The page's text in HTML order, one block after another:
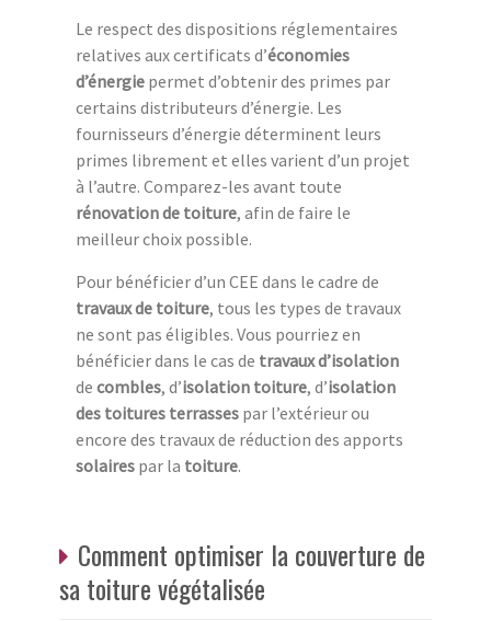
Le respect des dispositions réglementaires
relatives aux certificats d’économies
d’énergie permet d’obtenir des primes par
certains distributeurs d’énergie. Les
fournisseurs d’énergie déterminent leurs
primes librement et elles varient d’un projet
à l’autre. Comparez-les avant toute
rénovation de toiture, afin de faire le
meilleur choix possible.
Pour bénéficier d’un CEE dans le cadre de
travaux de toiture, tous les types de travaux
ne sont pas éligibles. Vous pourriez en
bénéficier dans le cas de travaux d’isolation
de combles, d’isolation toiture, d’isolation
des toitures terrasses par l’extérieur ou
encore des travaux de réduction des apports
solaires par la toiture.
Comment optimiser la couverture de
sa toiture végétalisée